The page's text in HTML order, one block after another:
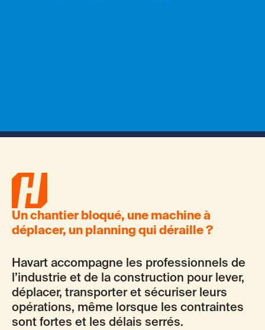
Un chantier bloqué, une machine à
déplacer, un planning qui déraille ?
Havart accompagne les professionnels de
l’industrie et de la construction pour lever,
déplacer, transporter et sécuriser leurs
opérations, même lorsque les contraintes
sont fortes et les délais serrés.
Téléphone
Adresse mail *